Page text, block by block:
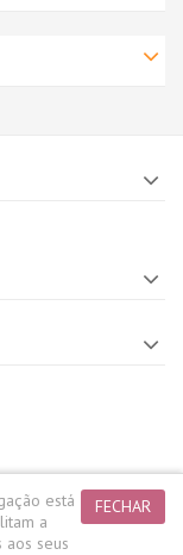
FECHAR
está
a
seus